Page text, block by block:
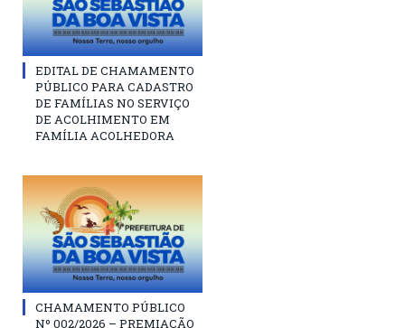
EDITAL DE CHAMAMENTO
PÚBLICO PARA CADASTRO
DE FAMÍLIAS NO SERVIÇO
DE ACOLHIMENTO EM
FAMÍLIA ACOLHEDORA
CHAMAMENTO PÚBLICO
Nº 002/2026 – PREMIAÇÃO